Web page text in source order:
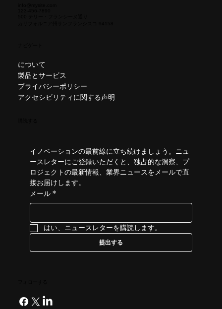
について
製品とサービス
プライバシーポリシー
アクセシビリティに関する声明
イノベーションの最前線に立ち続けましょう。ニュ
ースレターにご登録いただくと、独占的な洞察、プ
ロジェクトの最新情報、業界ニュースをメールで直
接お届けします。
メール *
はい、ニュースレターを購読します。
提出する